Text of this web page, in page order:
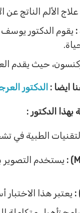
الألم الناتج عن
يقوم الدكتور
حيث يقدم
ايضا : الدكتور
الدكتور :
الطبية في
يستخدم
يعتبر هذا